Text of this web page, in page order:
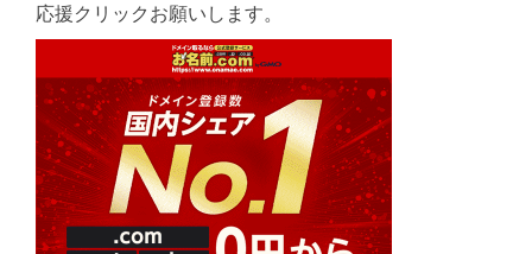
応援クリックお願いします。